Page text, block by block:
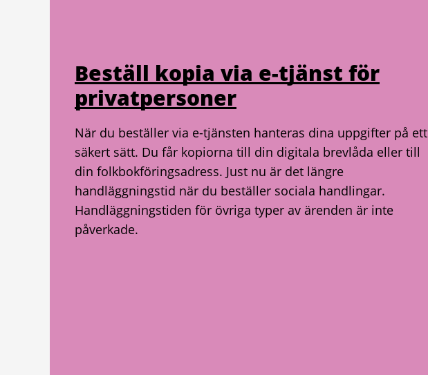
Beställ kopia via e-tjänst för
privatpersoner
När du beställer via e-tjänsten hanteras dina uppgifter på ett
säkert sätt. Du får kopiorna till din digitala brevlåda eller till
din folkbokföringsadress. Just nu är det längre
handläggningstid när du beställer sociala handlingar.
Handläggningstiden för övriga typer av ärenden är inte
påverkade.